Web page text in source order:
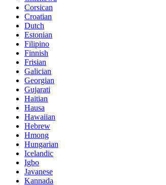
Corsican
Croatian
Dutch
Estonian
Filipino
Finnish
Frisian
Galician
Georgian
Gujarati
Haitian
Hausa
Hawaiian
Hebrew
Hmong
Hungarian
Icelandic
Igbo
Javanese
Kannada